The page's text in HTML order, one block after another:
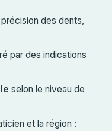
des dents,
par des indications
selon le niveau de
et la région :